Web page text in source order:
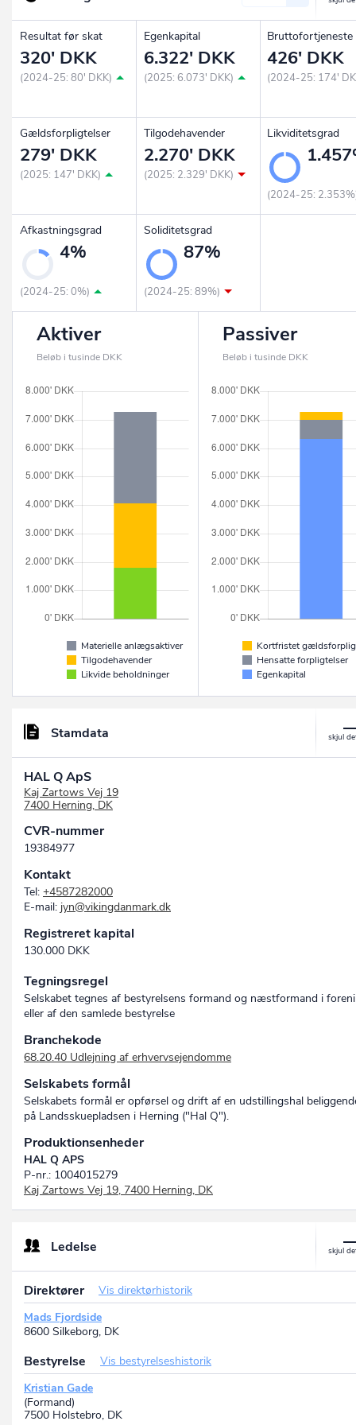
Resultat før skat
320' DKK
(2024-25: 80' DKK)
Egenkapital
6.322' DKK
(2025: 6.073' DKK)
Bruttofortjeneste
426' DKK
(2024-25: 174'
Gældsforpligtelser
279' DKK
(2025: 147' DKK)
Tilgodehavender
2.270' DKK
(2025: 2.329' DKK)
Likviditetsgrad
(2024-25:
Afkastningsgrad
4%
(2024-25: 0%)
Soliditetsgrad
87%
(2024-25: 89%)
Aktiver
Beløb i tusinde DKK
Materielle anlægsaktiver
Tilgodehavender
Likvide beholdninger
Passiver
Beløb i tusinde DKK
Kortfristet
Hensatte forpligtelser
Egenkapital
Stamdata
HAL Q ApS
Kaj Zartows Vej 19
7400 Herning, DK
CVR-nummer
19384977
Kontakt
Tel: +4587282000
E-mail: jyn@vikingdanmark.dk
Registreret kapital
130.000 DKK
Tegningsregel
Selskabet tegnes af bestyrelsens formand og næstformand i
eller af den samlede bestyrelse
Branchekode
68.20.40 Udlejning af erhvervsejendomme
Selskabets formål
Selskabets formål er opførsel og drift af en udstillingshal
på Landsskuepladsen i Herning ("Hal Q").
Produktionsenheder
HAL Q APS
P-nr.: 1004015279
Kaj Zartows Vej 19, 7400 Herning, DK
Ledelse
Direktører
Vis direktørhistorik
Mads Fjordside
8600 Silkeborg, DK
Bestyrelse
Vis bestyrelseshistorik
Kristian Gade
(Formand)
7500 Holstebro, DK